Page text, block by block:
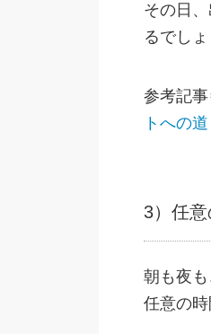
その日
るでしょ
参考記
トへの道
3）任
朝も夜
任意の時